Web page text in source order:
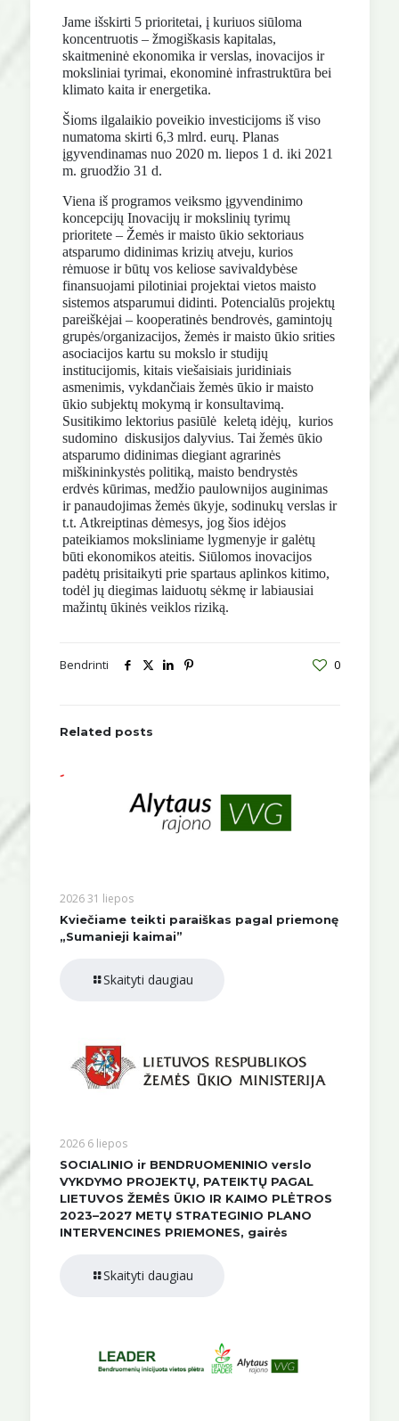
Jame išskirti 5 prioritetai, į kuriuos siūloma
koncentruotis – žmogiškasis kapitalas,
skaitmeninė ekonomika ir verslas, inovacijos ir
moksliniai tyrimai, ekonominė infrastruktūra bei
klimato kaita ir energetika.
Šioms ilgalaikio poveikio investicijoms iš viso
numatoma skirti 6,3 mlrd. eurų. Planas
įgyvendinamas nuo 2020 m. liepos 1 d. iki 2021
m. gruodžio 31 d.
Viena iš programos veiksmo įgyvendinimo
koncepcijų Inovacijų ir mokslinių tyrimų
prioritete – Žemės ir maisto ūkio sektoriaus
atsparumo didinimas krizių atveju, kurios
rėmuose ir būtų vos keliose savivaldybėse
finansuojami pilotiniai projektai vietos maisto
sistemos atsparumui didinti. Potencialūs projektų
pareiškėjai – kooperatinės bendrovės, gamintojų
grupės/organizacijos, žemės ir maisto ūkio srities
asociacijos kartu su mokslo ir studijų
institucijomis, kitais viešaisiais juridiniais
asmenimis, vykdančiais žemės ūkio ir maisto
ūkio subjektų mokymą ir konsultavimą.
Susitikimo lektorius pasiūlė keletą idėjų, kurios
sudomino diskusijos dalyvius. Tai žemės ūkio
atsparumo didinimas diegiant agrarinės
miškininkystės politiką, maisto bendrystės
erdvės kūrimas, medžio paulownijos auginimas
ir panaudojimas žemės ūkyje, sodinukų verslas ir
t.t. Atkreiptinas dėmesys, jog šios idėjos
pateikiamos moksliniame lygmenyje ir galėtų
būti ekonomikos ateitis. Siūlomos inovacijos
padėtų prisitaikyti prie spartaus aplinkos kitimo,
todėl jų diegimas laiduotų sėkmę ir labiausiai
mažintų ūkinės veiklos riziką.
Bendrinti 0
Related posts
2026 31 liepos
Kviečiame teikti paraiškas pagal priemonę
„Sumanieji kaimai”
Skaityti daugiau
2026 6 liepos
SOCIALINIO ir BENDRUOMENINIO verslo
VYKDYMO PROJEKTŲ, PATEIKTŲ PAGAL
LIETUVOS ŽEMĖS ŪKIO IR KAIMO PLĖTROS
2023–2027 METŲ STRATEGINIO PLANO
INTERVENCINES PRIEMONES, gairės
Skaityti daugiau